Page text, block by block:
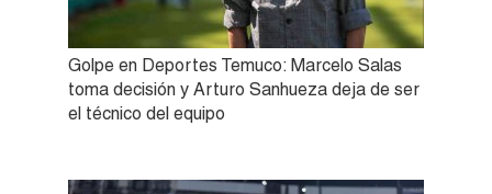
Golpe en Deportes Temuco: Marcelo Salas
toma decisión y Arturo Sanhueza deja de ser
el técnico del equipo